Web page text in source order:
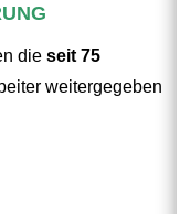
die seit 75
weitergegeben